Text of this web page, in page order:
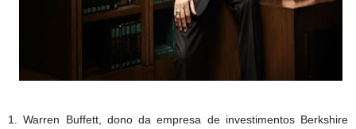
1. Warren Buffett, dono da empresa de investimentos Berkshire